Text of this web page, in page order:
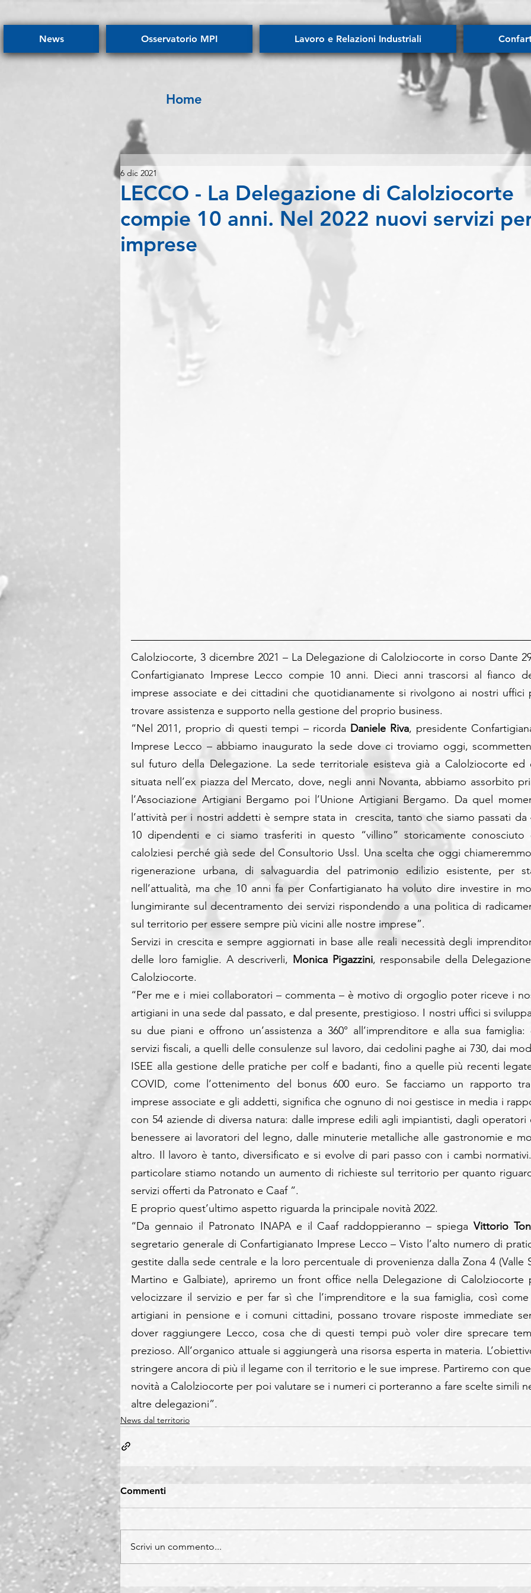
News Osservatorio MPI Lavoro e Relazioni Industriali
Home
LECCO - La Delegazione di Calolziocorte
compie 10 anni. Nel 2022 nuovi servizi
imprese
6 dic 2021
Calolziocorte, 3 dicembre 2021 – La Delegazione di Calolziocorte in corso Dante
Confartigianato Imprese Lecco compie 10 anni. Dieci anni trascorsi al fianco
imprese associate e dei cittadini che quotidianamente si rivolgono ai nostri uffici
trovare assistenza e supporto nella gestione del proprio business.
“Nel 2011, proprio di questi tempi – ricorda Daniele Riva, presidente
Imprese Lecco – abbiamo inaugurato la sede dove ci troviamo oggi,
sul futuro della Delegazione. La sede territoriale esisteva già a Calolziocorte ed
situata nell’ex piazza del Mercato, dove, negli anni Novanta, abbiamo assorbito
l’Associazione Artigiani Bergamo poi l’Unione Artigiani Bergamo. Da quel
l’attività per i nostri addetti è sempre stata in  crescita, tanto che siamo passati da
10 dipendenti e ci siamo trasferiti in questo “villino” storicamente conosciuto
calolziesi perché già sede del Consultorio Ussl. Una scelta che oggi
rigenerazione urbana, di salvaguardia del patrimonio edilizio esistente, per
nell’attualità, ma che 10 anni fa per Confartigianato ha voluto dire investire in
lungimirante sul decentramento dei servizi rispondendo a una politica di
sul territorio per essere sempre più vicini alle nostre imprese”.
Servizi in crescita e sempre aggiornati in base alle reali necessità degli
delle loro famiglie. A descriverli, Monica Pigazzini, responsabile della
Calolziocorte.
“Per me e i miei collaboratori – commenta – è motivo di orgoglio poter riceve i
artigiani in una sede dal passato, e dal presente, prestigioso. I nostri uffici si
su due piani e offrono un’assistenza a 360° all’imprenditore e alla sua famiglia:
servizi fiscali, a quelli delle consulenze sul lavoro, dai cedolini paghe ai 730, dai
ISEE alla gestione delle pratiche per colf e badanti, fino a quelle più recenti
COVID, come l’ottenimento del bonus 600 euro. Se facciamo un rapporto
imprese associate e gli addetti, significa che ognuno di noi gestisce in media i
con 54 aziende di diversa natura: dalle imprese edili agli impiantisti, dagli operatori
benessere ai lavoratori del legno, dalle minuterie metalliche alle gastronomie e
altro. Il lavoro è tanto, diversificato e si evolve di pari passo con i cambi
particolare stiamo notando un aumento di richieste sul territorio per quanto
servizi offerti da Patronato e Caaf ”.
E proprio quest’ultimo aspetto riguarda la principale novità 2022.
“Da gennaio il Patronato INAPA e il Caaf raddoppieranno – spiega Vittorio
segretario generale di Confartigianato Imprese Lecco – Visto l’alto numero di
gestite dalla sede centrale e la loro percentuale di provenienza dalla Zona 4 (Valle
Martino e Galbiate), apriremo un front office nella Delegazione di Calolziocorte
velocizzare il servizio e per far sì che l’imprenditore e la sua famiglia, così
artigiani in pensione e i comuni cittadini, possano trovare risposte immediate
dover raggiungere Lecco, cosa che di questi tempi può voler dire sprecare
prezioso. All’organico attuale si aggiungerà una risorsa esperta in materia.
stringere ancora di più il legame con il territorio e le sue imprese. Partiremo con
novità a Calolziocorte per poi valutare se i numeri ci porteranno a fare scelte simili
altre delegazioni”.
News dal territorio
Commenti
Scrivi un commento...